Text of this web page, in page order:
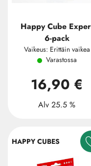
Happy Cube
6-pack
Vaikeus: Erittäin vaikea
Varastossa
16,90 €
Alv 25.5 %
HAPPY CUBES